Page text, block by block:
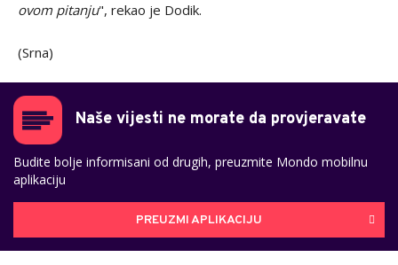
ovom pitanju", rekao je Dodik.
(Srna)
Naše vijesti ne morate da provjeravate
Budite bolje informisani od drugih, preuzmite Mondo mobilnu
aplikaciju
PREUZMI APLIKACIJU